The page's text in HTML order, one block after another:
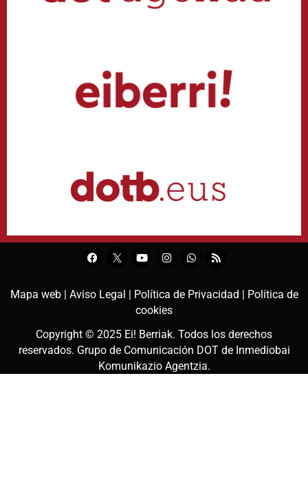
Mapa web | Aviso Legal | Política de Privacidad |
Política de
cookies
Copyright © 2025 Ei! Berriak. Todos los derechos
reservados. Grupo de Comunicación DOT de Inmediobai
Komunikazio Agentzia.